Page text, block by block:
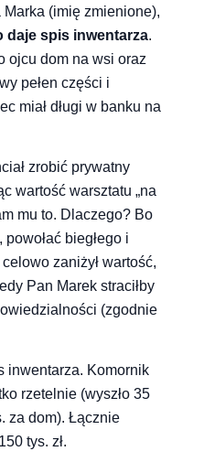
(imię zmienione),
daje spis inwentarza.
ojcu dom na wsi oraz
pełen części i
miał długi w banku na
zrobić prywatny
wartość warsztatu „na
mu to. Dlaczego? Bo
biegłego i
zaniżył wartość,
Pan Marek straciłby
(zgodnie
inwentarza. Komornik
rzetelnie (wyszło 35
za dom). Łącznie
tys. zł.